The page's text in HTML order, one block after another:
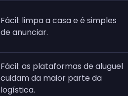
Fácil: limpa a casa e é simples
de anunciar.
Fácil: as plataformas de aluguel
cuidam da maior parte da
logística.